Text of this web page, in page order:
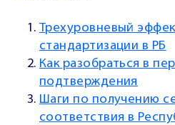
Трехуровневый
стандартизации в РБ
Как разобраться в
подтверждения
Шаги по получению
соответствия в